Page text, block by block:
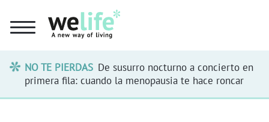
NO TE PIERDAS De susurro nocturno a concierto en
primera fila: cuando la menopausia te hace roncar